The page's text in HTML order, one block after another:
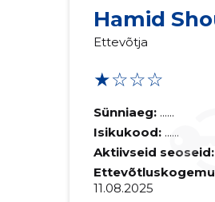
Hamid
Ettevõtja
★☆☆☆
Sünniaeg: ......
Isikukood: ......
Aktiivseid seoseid:
11.08.2025